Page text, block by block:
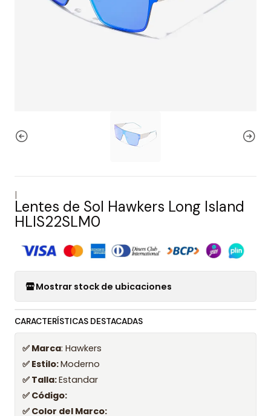
|
Lentes de Sol Hawkers Long Island
HLIS22SLM0
Mostrar stock de ubicaciones
CARACTERÍSTICAS DESTACADAS
✅ Marca: Hawkers
✅ Estilo:Moderno
✅ Talla:Estandar
✅ Código:
✅ Color del Marco: